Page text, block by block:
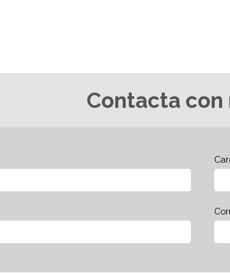
Contacta con